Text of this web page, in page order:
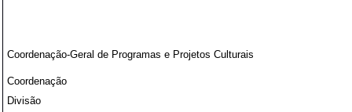
Coordenação-Geral de Programas e Projetos Culturais
Coordenação
Divisão